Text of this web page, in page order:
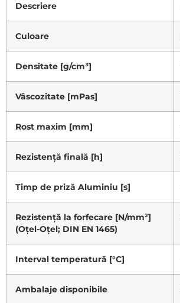
Descriere
Culoare
Densitate [g/cm³]
Vâscozitate [mPas]
Rost maxim [mm]
Rezistență finală [h]
Timp de priză Aluminiu [s]
Rezistență la forfecare [N/mm²]
(Oțel-Oțel; DIN EN 1465)
Interval temperatură [°C]
Ambalaje disponibile